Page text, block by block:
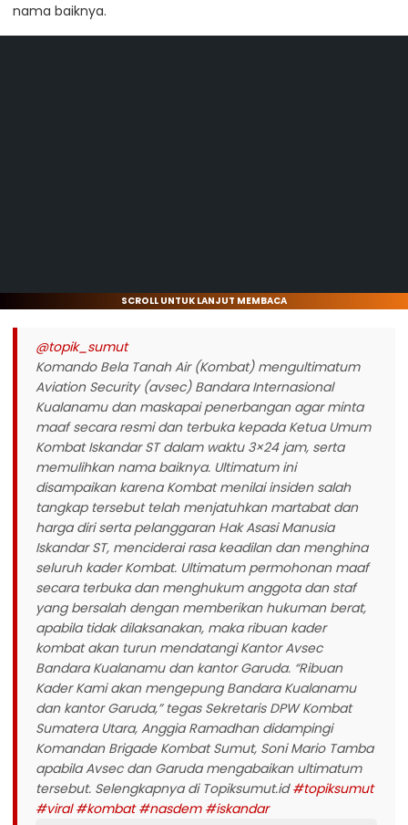
nama baiknya.
SCROLL UNTUK LANJUT MEMBACA
@topik_sumut
Komando Bela Tanah Air (Kombat) mengultimatum
Aviation Security (avsec) Bandara Internasional
Kualanamu dan maskapai penerbangan agar minta
maaf secara resmi dan terbuka kepada Ketua Umum
Kombat Iskandar ST dalam waktu 3×24 jam, serta
memulihkan nama baiknya. Ultimatum ini
disampaikan karena Kombat menilai insiden salah
tangkap tersebut telah menjatuhkan martabat dan
harga diri serta pelanggaran Hak Asasi Manusia
Iskandar ST, menciderai rasa keadilan dan menghina
seluruh kader Kombat. Ultimatum permohonan maaf
secara terbuka dan menghukum anggota dan staf
yang bersalah dengan memberikan hukuman berat,
apabila tidak dilaksanakan, maka ribuan kader
kombat akan turun mendatangi Kantor Avsec
Bandara Kualanamu dan kantor Garuda. “Ribuan
Kader Kami akan mengepung Bandara Kualanamu
dan kantor Garuda,” tegas Sekretaris DPW Kombat
Sumatera Utara, Anggia Ramadhan didampingi
Komandan Brigade Kombat Sumut, Soni Mario Tamba
apabila Avsec dan Garuda mengabaikan ultimatum
tersebut. Selengkapnya di Topiksumut.id#topiksumut
#viral #kombat #nasdem #iskandar